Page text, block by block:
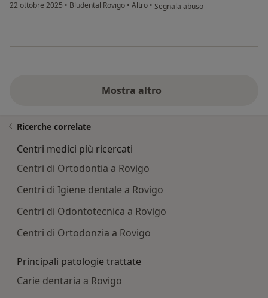
22 ottobre 2025 • Bludental Rovigo • Altro • secondo l'opinione dell'utente
Segnala abuso
Mostra altro
Ricerche correlate
Centri medici più ricercati
Centri di Ortodontia a Rovigo
Centri di Igiene dentale a Rovigo
Centri di Odontotecnica a Rovigo
Centri di Ortodonzia a Rovigo
Principali patologie trattate
Carie dentaria a Rovigo